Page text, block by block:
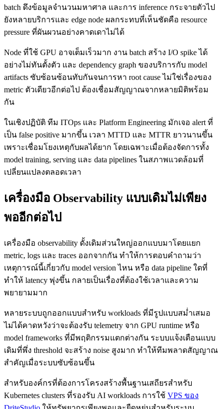
batch ดึงข้อมูลจำนวนมหาศาล และการ inference กระจายตัวไป
ยังหลายบริการและ edge node ผลกระทบที่เห็นชัดคือ resource
pressure ที่ผันผวนอย่างคาดเดาไม่ได้
Node ที่ใช้ GPU อาจเต็มเร็วมาก งาน batch สร้าง I/O spike ได้
อย่างไม่ทันตั้งตัว และ dependency graph ของบริการกับ model
artifacts ซับซ้อนซ้อนทับกันจนการหา root cause ไม่ใช่เรื่องของ
metric ตัวเดียวอีกต่อไป ต้องเชื่อมสัญญาณจากหลายมิติพร้อม
กัน
ในเชิงปฏิบัติ ทีม ITOps และ Platform Engineering มักเจอ alert ที่
เป็น false positive มากขึ้น เวลา MTTD และ MTTR ยาวนานขึ้น
เพราะเชื่อมโยงเหตุกับผลได้ยาก โดยเฉพาะเมื่อต้องจัดการทั้ง
model training, serving และ data pipelines ในสภาพแวดล้อมที่
เปลี่ยนแปลงตลอดเวลา
เครื่องมือ Observability แบบเดิมไม่เพียง
พออีกต่อไป
เครื่องมือ observability ดั้งเดิมส่วนใหญ่ออกแบบมาโดยแยก
metric, logs และ traces ออกจากกัน ทำให้การตอบคำถามว่า
เหตุการณ์นี้เกี่ยวกับ model version ไหน หรือ data pipeline ใดที่
ทำให้ latency พุ่งขึ้น กลายเป็นเรื่องที่ต้องใช้เวลาและความ
พยายามมาก
หลายระบบถูกออกแบบสำหรับ workloads ที่มีรูปแบบสม่ำเสมอ
ไม่ได้คาดหวังว่าจะต้องรับ telemetry จาก GPU runtime หรือ
model frameworks ที่มีพฤติกรรมแตกต่างกัน ระบบแจ้งเตือนแบบ
เดิมที่พึ่ง threshold จะสร้าง noise สูงมาก ทำให้ทีมพลาดสัญญาณ
สำคัญเมื่อระบบซับซ้อนขึ้น
สำหรับองค์กรที่ต้องการโครงสร้างพื้นฐานเสถียรสำหรับ
Kubernetes clusters ที่รองรับ AI workloads การใช้ VPS ของ